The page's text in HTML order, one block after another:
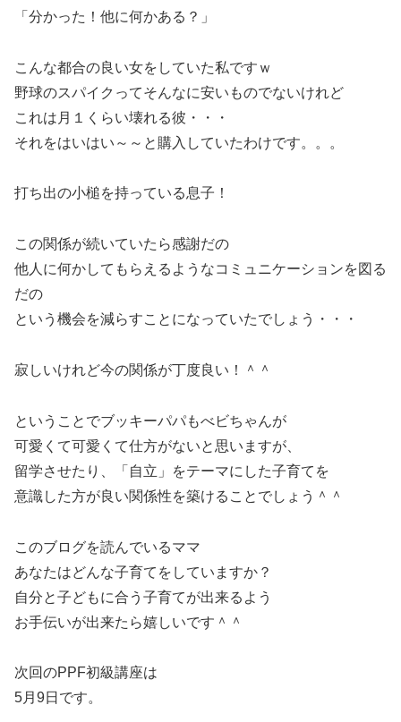
「分かった！他に何かある？」
こんな都合の良い女をしていた私ですｗ
野球のスパイクってそんなに安いものでないけれど
これは月１くらい壊れる彼・・・
それをはいはい～～と購入していたわけです。。。
打ち出の小槌を持っている息子！
この関係が続いていたら感謝だの
他人に何かしてもらえるようなコミュニケーションを図る
だの
という機会を減らすことになっていたでしょう・・・
寂しいけれど今の関係が丁度良い！＾＾
ということでブッキーパパもべビちゃんが
可愛くて可愛くて仕方がないと思いますが、
留学させたり、「自立」をテーマにした子育てを
意識した方が良い関係性を築けることでしょう＾＾
このブログを読んでいるママ
あなたはどんな子育てをしていますか？
自分と子どもに合う子育てが出来るよう
お手伝いが出来たら嬉しいです＾＾
次回のPPF初級講座は
5月9日です。